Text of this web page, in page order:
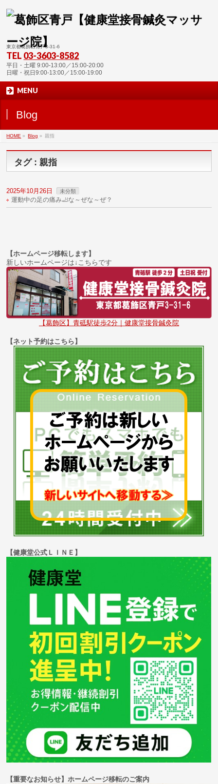
東京都葛飾区青戸3-31-6
TEL 03-3603-8582
平日・土曜 9:00-13:00／15:00-20:00
日曜・祝日9:00-13:00／15:00-19:00
MENU
Blog
HOME » Blog » 親指
タグ : 親指
2025年10月26日 未分類
運動中の足の痛み🦶な～ぜな～ぜ？
【ホームページ移転します】
新しいホームページは↓こちらです
【葛飾区】青砥駅徒歩2分｜健康堂接骨鍼灸院
【ネット予約はこちら】
【健康堂公式ＬＩＮＥ】
【重要なお知らせ】ホームページ移転のご案内